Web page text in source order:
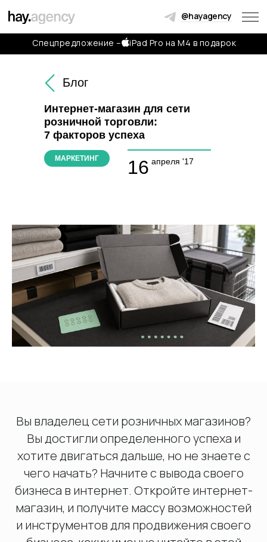
Спецпредложение – iPad Pro на M4 в подарок
Блог
Интернет-магазин для сети
розничной торговли:
7 факторов успеха
апреля '17
16
МАРКЕТИНГ
Вы владелец сети розничных магазинов?
Вы достигли определенного успеха и
хотите двигаться дальше, но не знаете с
чего начать? Начните с вывода своего
бизнеса в интернет. Откройте интернет-
магазин, и получите массу возможностей
и инструментов для продвижения своего
Обсудить проект
Соглашаюсь сполитикой конфиденциальности
Обсудить проект
Мы свяжемся с вами в течение двух часов, чтобы задать